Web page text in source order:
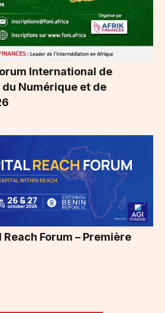
International de
Numérique et de
Forum – Première